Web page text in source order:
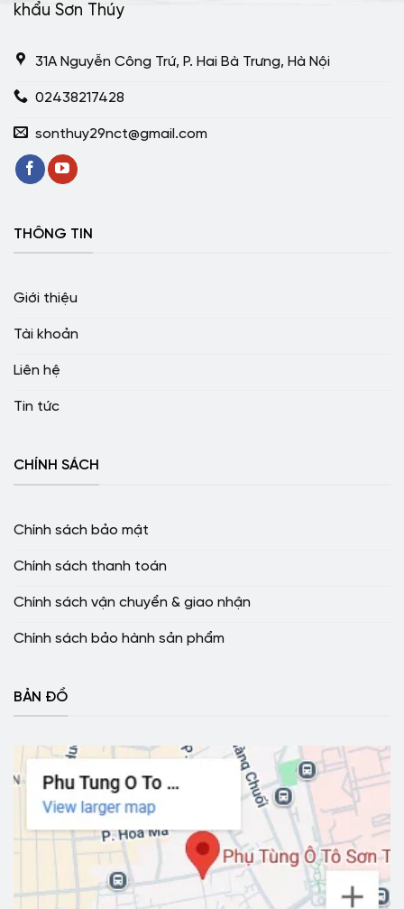
khẩu Sơn Thúy
31A Nguyễn Công Trứ, P. Hai Bà Trưng, Hà Nội
02438217428
sonthuy29nct@gmail.com
THÔNG TIN
Giới thiệu
Tài khoản
Liên hệ
Tin tức
CHÍNH SÁCH
Chính sách bảo mật
Chính sách thanh toán
Chính sách vận chuyển & giao nhận
Chính sách bảo hành sản phẩm
BẢN ĐỒ